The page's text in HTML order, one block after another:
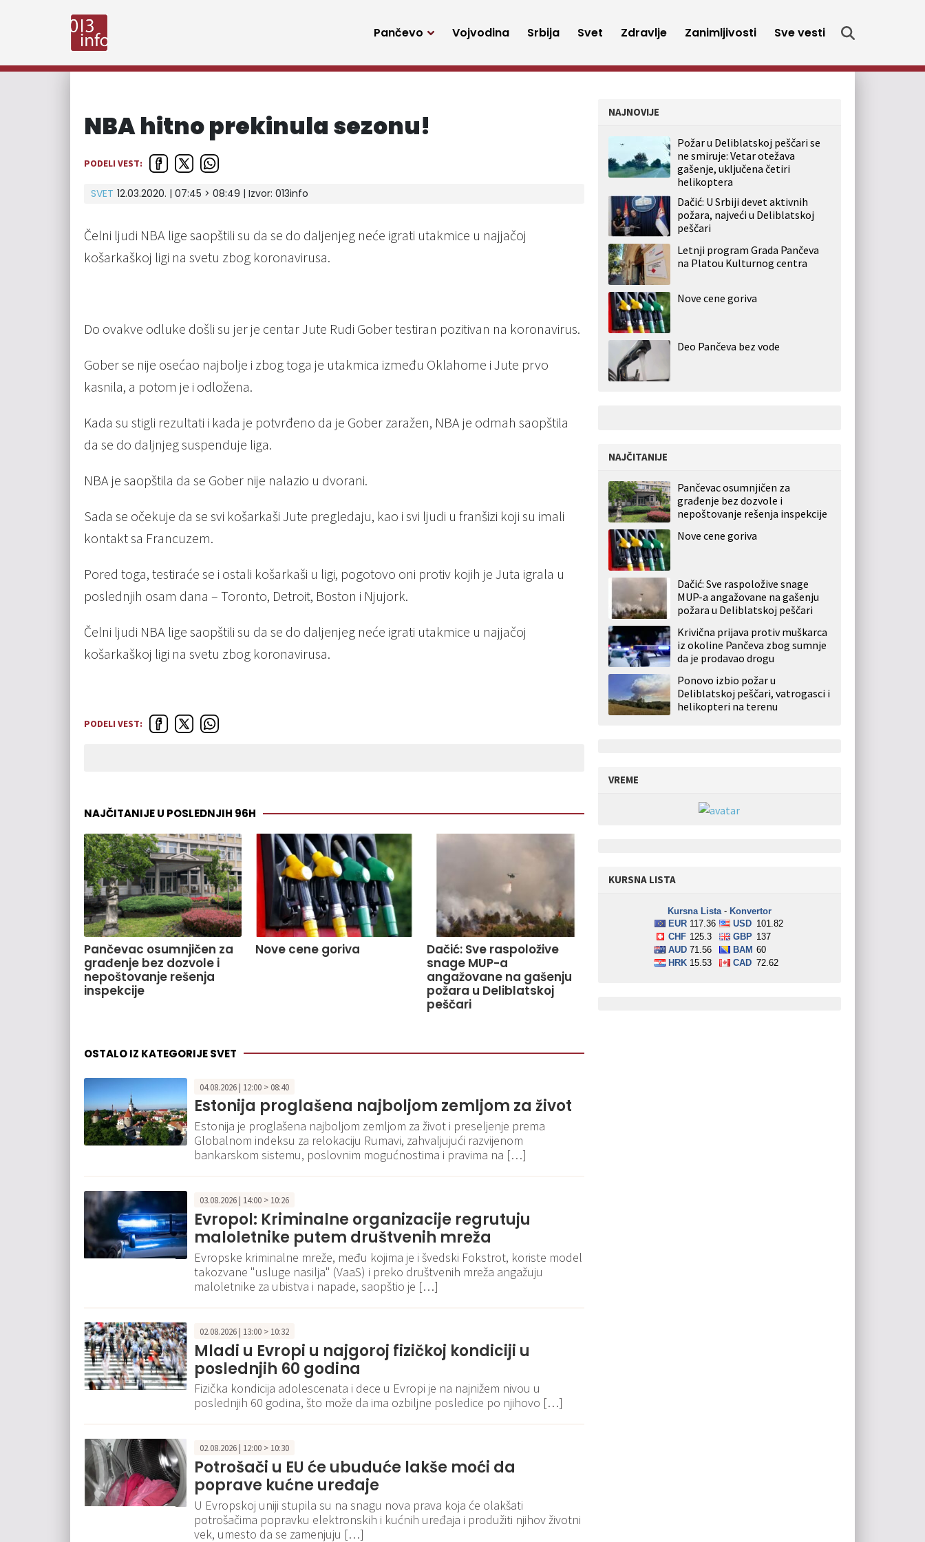
Pančevo Vojvodina Srbija Svet Zdravlje Zanimljivosti Sve vesti
NBA hitno prekinula sezonu!
PODELI VEST:
SVET 12.03.2020. | 07:45 > 08:49 | Izvor: 013info
Čelni ljudi NBA lige saopštili su da se do daljenjeg neće igrati utakmice u najjačoj
košarkaškoj ligi na svetu zbog koronavirusa.
Do ovakve odluke došli su jer je centar Jute Rudi Gober testiran pozitivan na koronavirus.
Gober se nije osećao najbolje i zbog toga je utakmica između Oklahome i Jute prvo
kasnila, a potom je i odložena.
Kada su stigli rezultati i kada je potvrđeno da je Gober zaražen, NBA je odmah saopštila
da se do daljnjeg suspenduje liga.
NBA je saopštila da se Gober nije nalazio u dvorani.
Sada se očekuje da se svi košarkaši Jute pregledaju, kao i svi ljudi u franšizi koji su imali
kontakt sa Francuzem.
Pored toga, testiraće se i ostali košarkaši u ligi, pogotovo oni protiv kojih je Juta igrala u
poslednjih osam dana – Toronto, Detroit, Boston i Njujork.
Čelni ljudi NBA lige saopštili su da se do daljenjeg neće igrati utakmice u najjačoj
košarkaškoj ligi na svetu zbog koronavirusa.
PODELI VEST:
NAJČITANIJE U POSLEDNJIH 96H
Pančevac osumnjičen za
građenje bez dozvole i
nepoštovanje rešenja
inspekcije
Nove cene goriva
Dačić: Sve raspoložive
snage MUP-a
angažovane na gašenju
požara u Deliblatskoj
peščari
OSTALO IZ KATEGORIJE SVET
04.08.2026 | 12:00 > 08:40
Estonija proglašena najboljom zemljom za život
Estonija je proglašena najboljom zemljom za život i preseljenje prema
Globalnom indeksu za relokaciju Rumavi, zahvaljujući razvijenom
bankarskom sistemu, poslovnim mogućnostima i pravima na […]
03.08.2026 | 14:00 > 10:26
Evropol: Kriminalne organizacije regrutuju
maloletnike putem društvenih mreža
Evropske kriminalne mreže, među kojima je i švedski Fokstrot, koriste model
takozvane "usluge nasilja" (VaaS) i preko društvenih mreža angažuju
maloletnike za ubistva i napade, saopštio je […]
02.08.2026 | 13:00 > 10:32
Mladi u Evropi u najgoroj fizičkoj kondiciji u
poslednjih 60 godina
Fizička kondicija adolescenata i dece u Evropi je na najnižem nivou u
poslednjih 60 godina, što može da ima ozbiljne posledice po njihovo […]
02.08.2026 | 12:00 > 10:30
Potrošači u EU će ubuduće lakše moći da
poprave kućne uređaje
U Evropskoj uniji stupila su na snagu nova prava koja će olakšati
potrošačima popravku elektronskih i kućnih uređaja i produžiti njihov životni
vek, umesto da se zamenjuju […]
NAJNOVIJE
Požar u Deliblatskoj peščari se
ne smiruje: Vetar otežava
gašenje, uključena četiri
helikoptera
Dačić: U Srbiji devet aktivnih
požara, najveći u Deliblatskoj
peščari
Letnji program Grada Pančeva
na Platou Kulturnog centra
Nove cene goriva
Deo Pančeva bez vode
NAJČITANIJE
Pančevac osumnjičen za
građenje bez dozvole i
nepoštovanje rešenja inspekcije
Nove cene goriva
Dačić: Sve raspoložive snage
MUP-a angažovane na gašenju
požara u Deliblatskoj peščari
Krivična prijava protiv muškarca
iz okoline Pančeva zbog sumnje
da je prodavao drogu
Ponovo izbio požar u
Deliblatskoj peščari, vatrogasci i
helikopteri na terenu
VREME
KURSNA LISTA